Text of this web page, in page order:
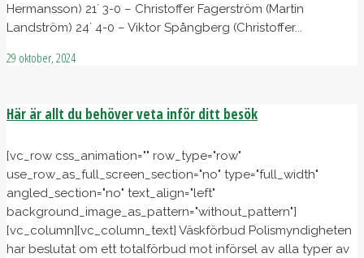
Hermansson) 21´ 3-0 – Christoffer Fagerström (Martin
Landström) 24´ 4-0 – Viktor Spångberg (Christoffer...
29 oktober, 2024
Här är allt du behöver veta inför ditt besök
[vc_row css_animation="" row_type="row"
use_row_as_full_screen_section="no" type="full_width"
angled_section="no" text_align="left"
background_image_as_pattern="without_pattern"]
[vc_column][vc_column_text] Väskförbud Polismyndigheten
har beslutat om ett totalförbud mot införsel av alla typer av